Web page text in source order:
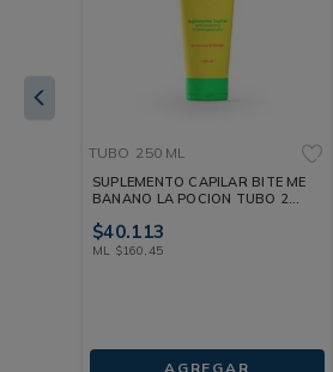
TUBO 250 ML
SUPLEMENTO CAPILAR BITE ME
BANANO LA POCION TUBO 250
$40.113
ML $160 45
AGREGAR